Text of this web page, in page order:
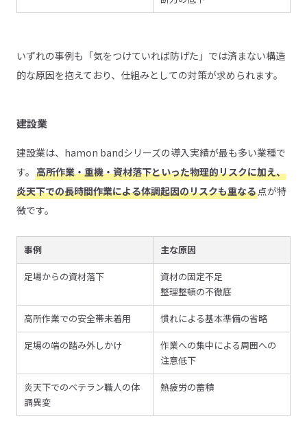
いずれの事例も「気をつけていれば防げた」では済まない構造
的な原因を抱えており、仕組みとしての対策が求められます。
建設業
建設業は、hamon bandシリーズの導入実績が最も多い業種で
す。 高所作業・重機・資材落下といった物理的リスクに加え、
炎天下での長時間作業による体調起因のリスクも重なる点が特
徴です。
事例 主な原因
足場からの資材落下
資材の固定不足
整理整頓の不徹底
高所作業での安全帯未着用 慣れによる基本準備の省略
足場の端の踏み外しかけ
作業への集中による周囲への
注意低下
炎天下でのベテラン職人の体
調異変
熱疲労の蓄積